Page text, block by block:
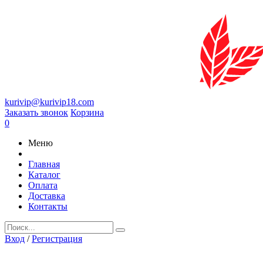
kurivip@kurivip18.com
Заказать звонок Корзина
0
Меню
Главная
Каталог
Оплата
Доставка
Контакты
Вход /Регистрация